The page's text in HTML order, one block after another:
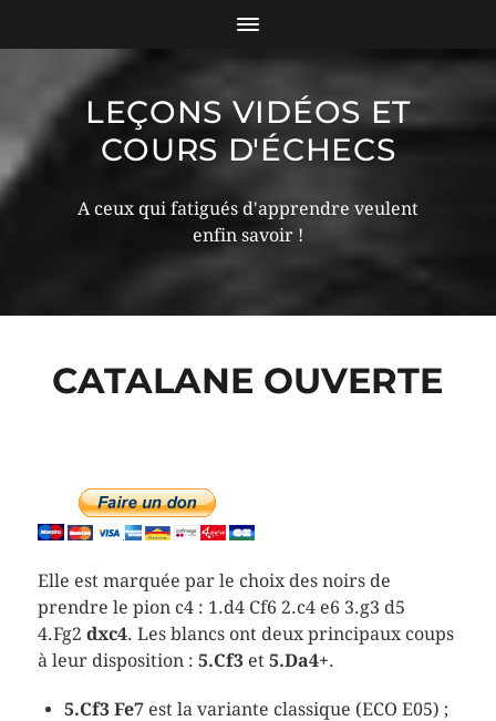
LEÇONS VIDÉOS ET
COURS D'ÉCHECS
A ceux qui fatigués d'apprendre veulent
enfin savoir !
CATALANE OUVERTE
Elle est marquée par le choix des noirs de
prendre le pion c4 : 1.d4 Cf6 2.c4 e6 3.g3 d5
4.Fg2 dxc4. Les blancs ont deux principaux coups
à leur disposition : 5.Cf3et 5.Da4+.
5.Cf3 Fe7est la variante classique (ECO E05) ;